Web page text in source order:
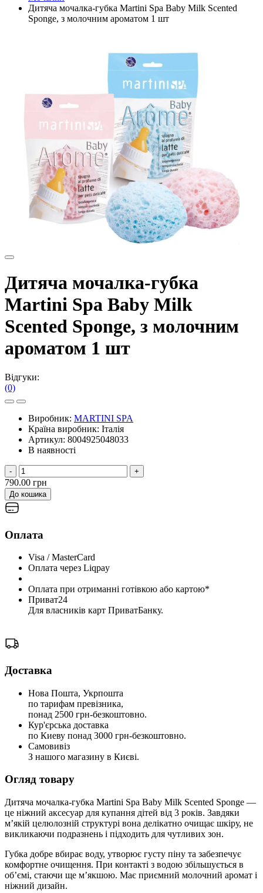
Дитяча мочалка-губка Martini Spa Baby Milk Scented
Sponge, з молочним ароматом 1 шт
Дитяча мочалка-губка
Martini Spa Baby Milk
Scented Sponge, з молочним
ароматом 1 шт
Відгуки:
(0)
Виробник: MARTINI SPA
Країна виробник: Італія
Артикул: 8004925048033
В наявності
- +
790.00 грн
До кошика
Оплата
Visa / MasterCard
Оплата через Liqpay
Оплата при отриманні готівкою або картою*
Приват24
Для власників карт ПриватБанку.
Доставка
Нова Пошта, Укрпошта
по тарифам превізника,
понад 2500 грн-безкоштовно.
Кур'єрська доставка
по Киеву понад 3000 грн-безкоштовно.
Самовивіз
З нашого магазину в Києві.
Огляд товару
Дитяча мочалка-губка Martini Spa Baby Milk Scented Sponge —
це ніжний аксесуар для купання дітей від 3 років. Завдяки
м’якій целюлозній структурі вона делікатно очищає шкіру, не
викликаючи подразнень і підходить для чутливих зон.
Губка добре вбирає воду, утворює густу піну та забезпечує
комфортне очищення. При контакті з водою збільшується в
об’ємі, стаючи ще м’якшою. Має приємний молочний аромат і
ніжний дизайн.